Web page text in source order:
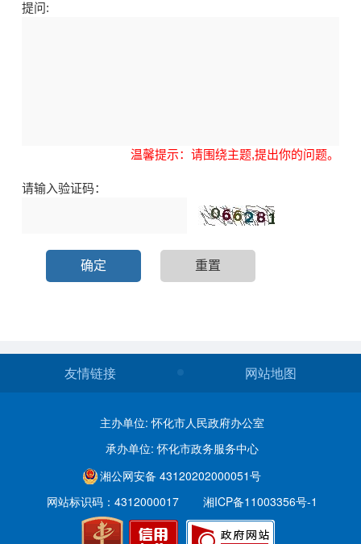
友情链接 网站地图
主办单位: 怀化市人民政府办公室
承办单位: 怀化市政务服务中心
湘公网安备 43120202000051号
网站标识码：4312000017
湘ICP备11003356号-1